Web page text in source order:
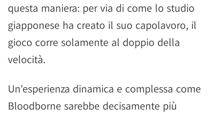
questa maniera: per via di come lo studio
giapponese ha creato il suo capolavoro, il
gioco corre solamente al doppio della
velocità.
Un'esperienza dinamica e complessa come
Bloodborne sarebbe decisamente più